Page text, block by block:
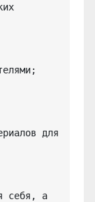
для
себя, а